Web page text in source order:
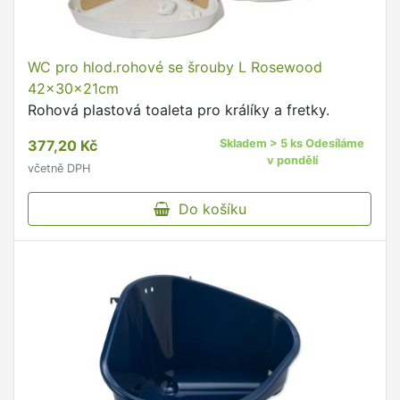
WC pro hlod.rohové se šrouby L Rosewood
42x30x21cm
Rohová plastová toaleta pro králíky a fretky.
377,20 Kč
včetně DPH
Skladem > 5 ks Odesíláme
v pondělí
Do košíku